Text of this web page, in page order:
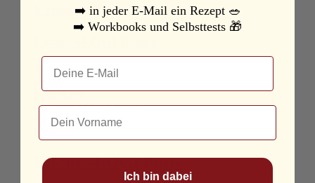
Lizenz »LOGI Basic«
View Details
Weiterlesen
View Details
Lizenz »LOGI Plus«
➡️ in jeder E-Mail ein Rezept 🥗
➡️ Workbooks und Selbsttests 🎁
Email
Dein Name
Ich bin dabei